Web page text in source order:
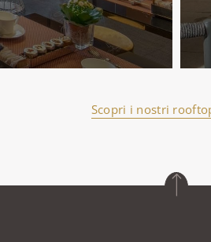
Scopri i nostri